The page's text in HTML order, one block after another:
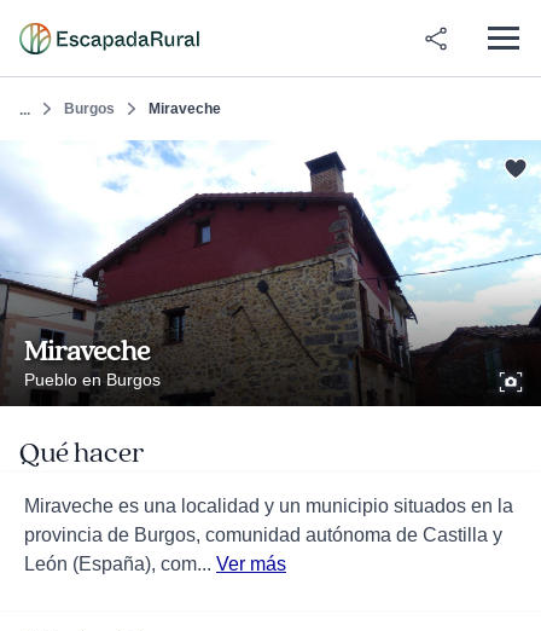
... Burgos Miraveche
Miraveche
Pueblo en Burgos
Qué hacer
Miraveche es una localidad y un municipio situados en la
provincia de Burgos, comunidad autónoma de Castilla y
León (España), com... Ver más